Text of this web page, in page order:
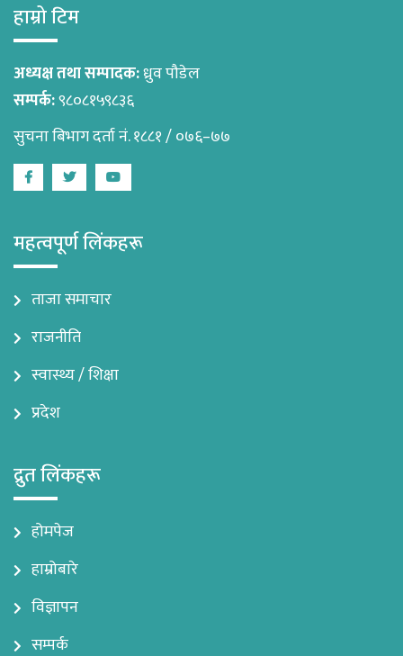
हाम्रो टिम
अध्यक्ष तथा सम्पादक:ध्रुव पौडेल
सम्पर्क:९८०८१५९८३६
सुचना बिभाग दर्ता नं. १८८१ / ०७६–७७
FacebookTwitterYoutube
महत्वपूर्ण लिंकहरू
ताजा समाचार
राजनीति
स्वास्थ्य / शिक्षा
प्रदेश
द्रुत लिंकहरू
होमपेज
हाम्रोबारे
विज्ञापन
सम्पर्क